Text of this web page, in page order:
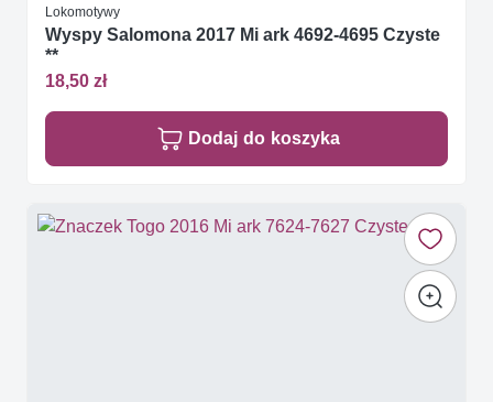
Lokomotywy
Wyspy Salomona 2017 Mi ark 4692-4695 Czyste
**
18,50 zł
Dodaj do koszyka